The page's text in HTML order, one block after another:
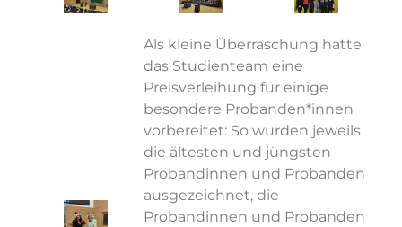
Als kleine Überraschung hatte
das Studienteam eine
Preisverleihung für einige
besondere Probanden*innen
vorbereitet: So wurden jeweils
die ältesten und jüngsten
Probandinnen und Probanden
ausgezeichnet, die
Probandinnen und Probanden